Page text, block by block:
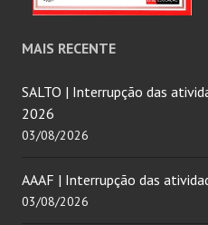
MAIS RECENTE
SALTO | Interrupção das
2026
03/08/2026
AAAF | Interrupção das
03/08/2026